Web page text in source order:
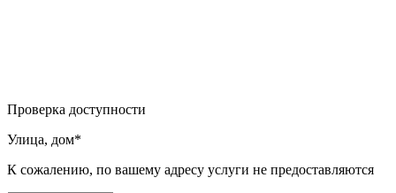
Проверка доступности
Улица, дом*
К сожалению, по вашему адресу услуги не предоставляются